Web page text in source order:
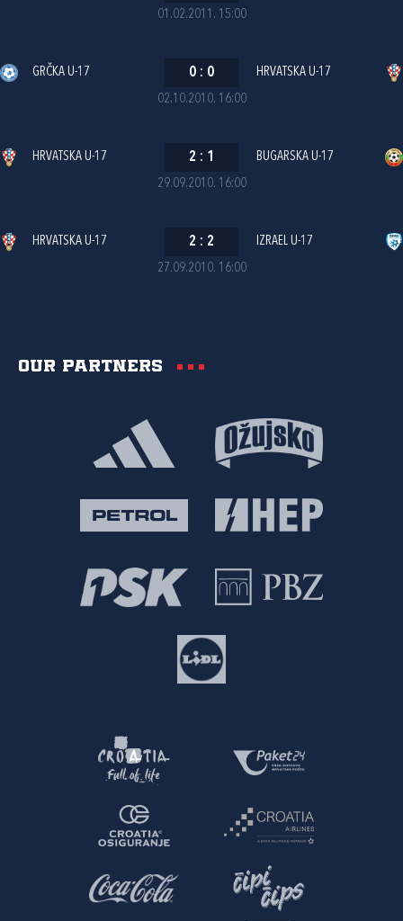
01.02.2011. 15:00
02.10.2010. 16:00
GRČKA U-17 0 : 0 HRVATSKA U-17
29.09.2010. 16:00
HRVATSKA U-17 2 : 1 BUGARSKA U-17
27.09.2010. 16:00
HRVATSKA U-17 2 : 2 IZRAEL U-17
Our partners